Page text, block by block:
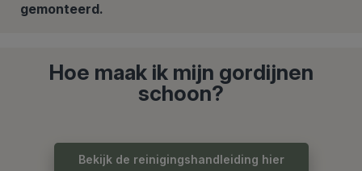
gemonteerd.
Hoe maak ik mijn gordijnen
schoon?
Bekijk de reinigingshandleiding hier